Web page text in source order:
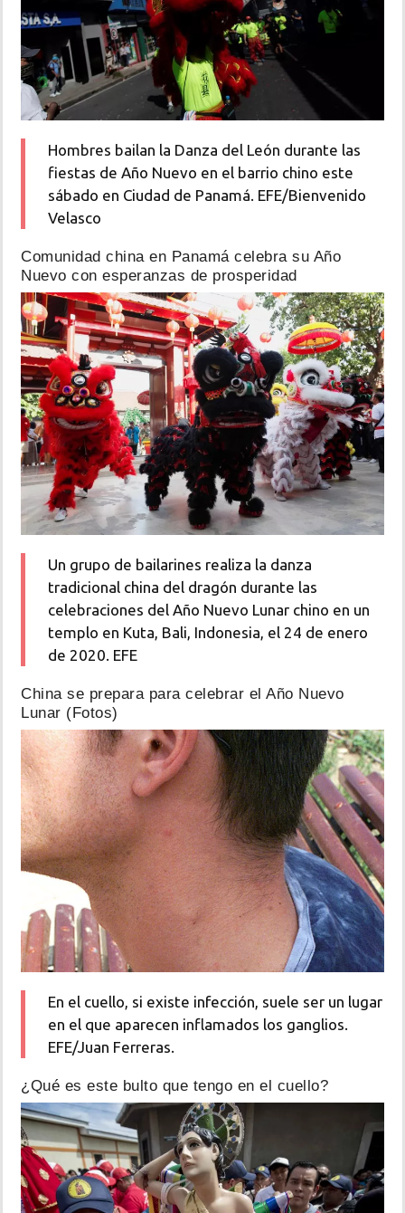
Hombres bailan la Danza del León durante las
fiestas de Año Nuevo en el barrio chino este
sábado en Ciudad de Panamá. EFE/Bienvenido
Velasco
Comunidad china en Panamá celebra su Año
Nuevo con esperanzas de prosperidad
Un grupo de bailarines realiza la danza
tradicional china del dragón durante las
celebraciones del Año Nuevo Lunar chino en un
templo en Kuta, Bali, Indonesia, el 24 de enero
de 2020. EFE
China se prepara para celebrar el Año Nuevo
Lunar (Fotos)
En el cuello, si existe infección, suele ser un lugar
en el que aparecen inflamados los ganglios.
EFE/Juan Ferreras.
¿Qué es este bulto que tengo en el cuello?